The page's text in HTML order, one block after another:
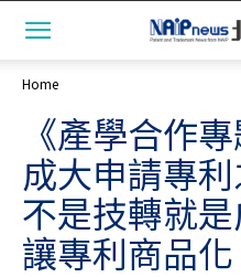
Home
《產學合作
成大申請專
不是技轉就
讓專利商品化